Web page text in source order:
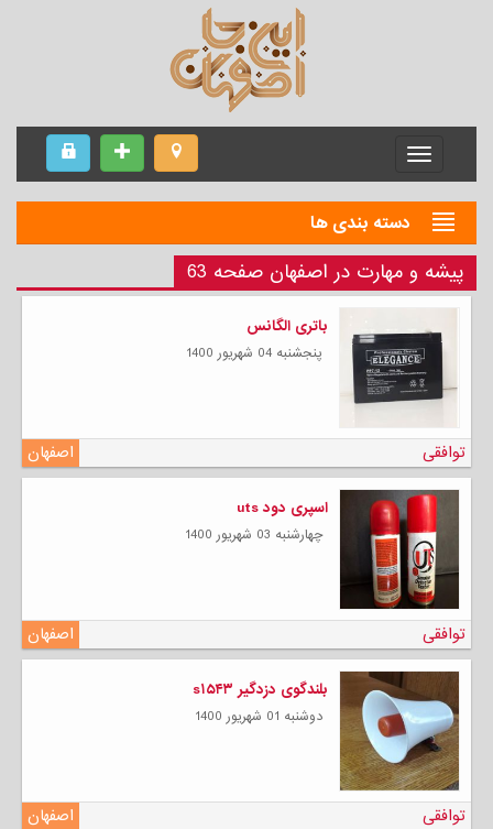
Menu
دسته بندی ها
پیشه و مهارت در اصفهان صفحه 63
باتری الگانس
پنجشنبه 04 شهریور 1400
اصفهان توافقی
اسپری دود uts
چهارشنبه 03 شهریور 1400
اصفهان توافقی
بلندگوی دزدگیر s۱۵۴۳
دوشنبه 01 شهریور 1400
اصفهان توافقی